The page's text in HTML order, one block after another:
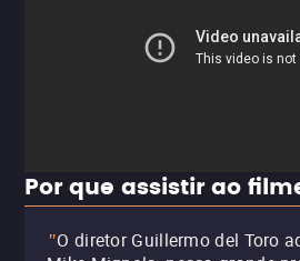
Por que assistir ao
"O diretor Guillermo del Toro